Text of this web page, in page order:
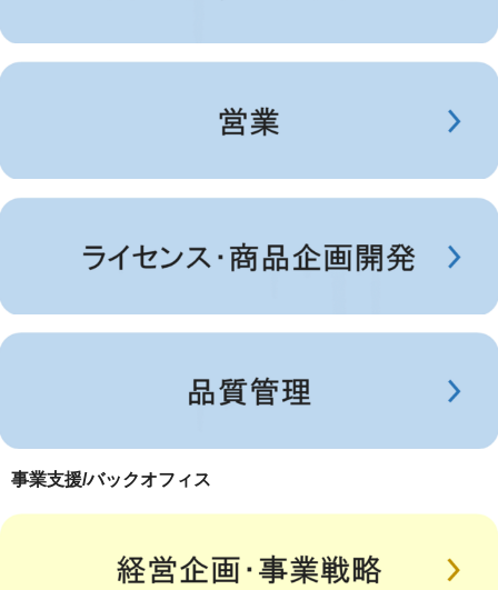
事業支援/バックオフィス